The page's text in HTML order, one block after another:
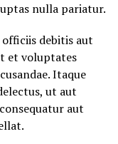
nulla pariatur.
debitis aut
et voluptates
Itaque
ut aut
aut